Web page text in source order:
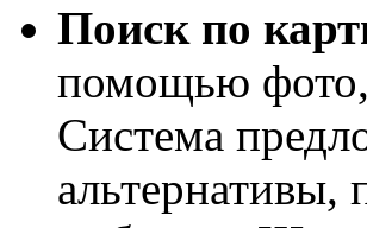
Поиск по
помощью фото,
Система
альтернативы,